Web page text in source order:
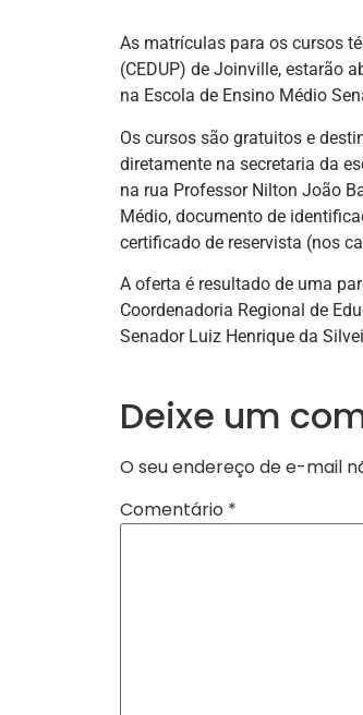
As matrículas para os cursos
(CEDUP) de Joinville, estarão
na Escola de Ensino Médio
Os cursos são gratuitos e
diretamente na secretaria da
na rua Professor Nilton João
Médio, documento de
certificado de reservista (nos
A oferta é resultado de uma
Coordenadoria Regional de
Senador Luiz Henrique da
Deixe um
O seu endereço de e-mail
Comentário *